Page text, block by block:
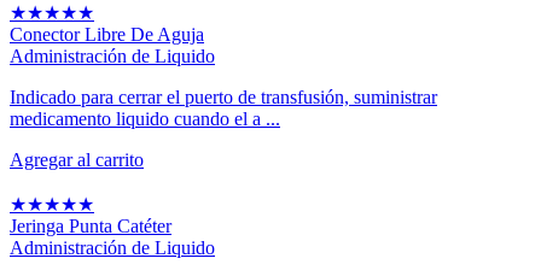
★★★★★
Conector Libre De Aguja
Administración de Liquido
Indicado para cerrar el puerto de transfusión, suministrar
medicamento liquido cuando el a ...
Agregar al carrito
★★★★★
Jeringa Punta Catéter
Administración de Liquido